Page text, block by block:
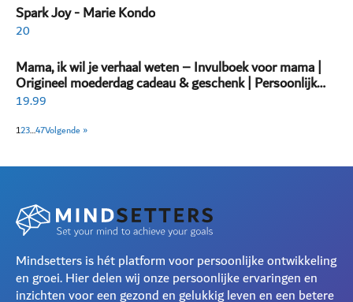
Spark Joy - Marie Kondo
20
Mama, ik wil je verhaal weten – Invulboek voor mama |
Origineel moederdag cadeau & geschenk | Persoonlijk
invulboek volwassenen
19.99
123…47Volgende »
Mindsetters is hét platform voor persoonlijke ontwikkeling
en groei. Hier delen wij onze persoonlijke ervaringen en
inzichten voor een gezond en gelukkig leven en een betere